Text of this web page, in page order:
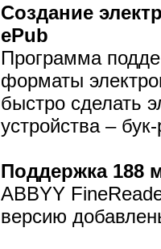
Создание
ePub
Программа
форматы
быстро сделать
устройства –
Поддержка 188
ABBYY
версию